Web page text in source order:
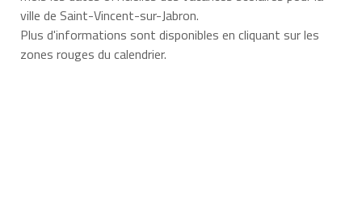
ville de Saint-Vincent-sur-Jabron.
Plus d'informations sont disponibles en cliquant sur les
zones rouges du calendrier.